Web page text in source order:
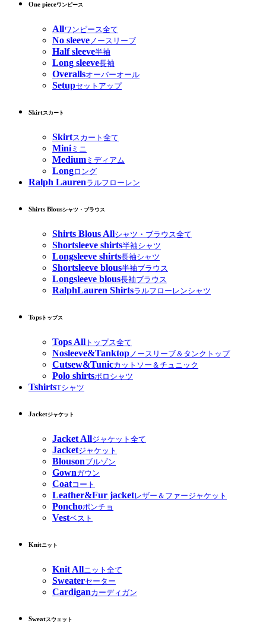
One pieceワンピース
Allワンピース全て
No sleeveノースリーブ
Half sleeve半袖
Long sleeve長袖
Overallsオーバーオール
Setupセットアップ
Skirtスカート
Skirtスカート全て
Miniミニ
Medium ミディアム
Longロング
Ralph Laurenラルフローレン
Shirts Blousシャツ・ブラウス
Shirts Blous Allシャツ・ブラウス全て
Shortsleeve shirts半袖シャツ
Longsleeve shirts長袖シャツ
Shortsleeve blous半袖ブラウス
Longsleeve blous長袖ブラウス
RalphLauren Shirtsラルフローレンシャツ
Tops トップス
Tops All トップス全て
Nosleeve&Tanktop ノースリーブ＆タンクトップ
Cutsew&Tunicカットソー＆チュニック
Polo shirtsポロシャツ
TshirtsTシャツ
Jacketジャケット
Jacket Allジャケット全て
Jacketジャケット
Blousonブルゾン
Gownガウン
Coatコート
Leather&Fur jacketレザー＆ファージャケット
Ponchoポンチョ
Vestベスト
Knitニット
Knit Allニット全て
Sweaterセーター
Cardiganカーディガン
Sweatスウェット